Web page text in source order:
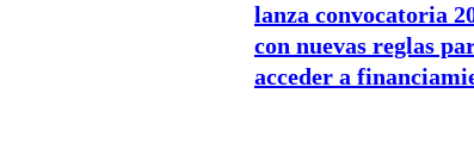
lanza convocatoria
con nuevas reglas
acceder a